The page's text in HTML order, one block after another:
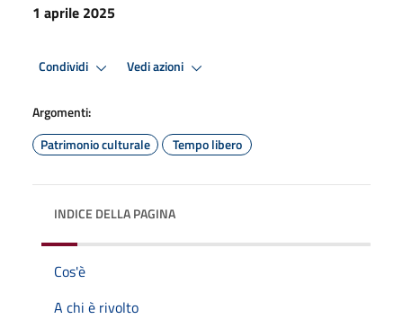
1 aprile 2025
Condividi Vedi azioni
Argomenti:
Patrimonio culturale
Tempo libero
INDICE DELLA PAGINA
Cos'è
A chi è rivolto